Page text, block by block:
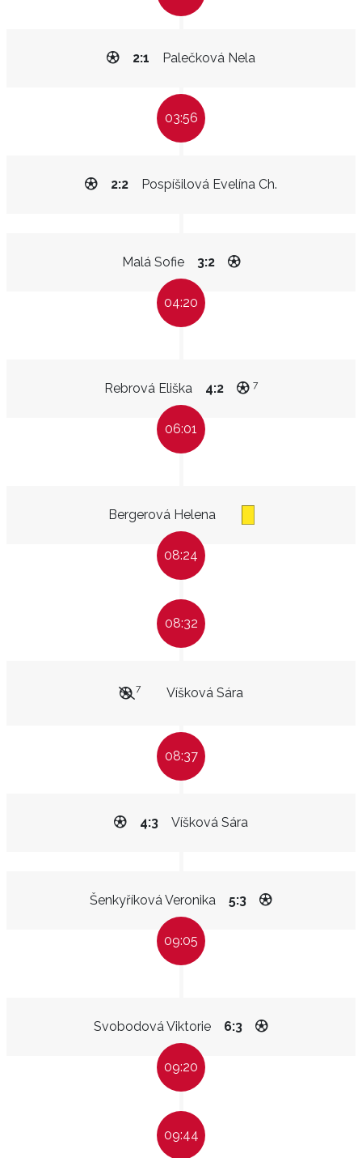
Palečková Nela
2:1
03:56
Pospíšilová Evelína Ch.
2:2
Malá Sofie 3:2
04:20
Rebrová Eliška 4:2 7
06:01
Bergerová Helena
08:24
08:32
Víšková Sára
7
08:37
Víšková Sára
4:3
Šenkyříková Veronika 5:3
09:05
Svobodová Viktorie 6:3
09:20
09:44